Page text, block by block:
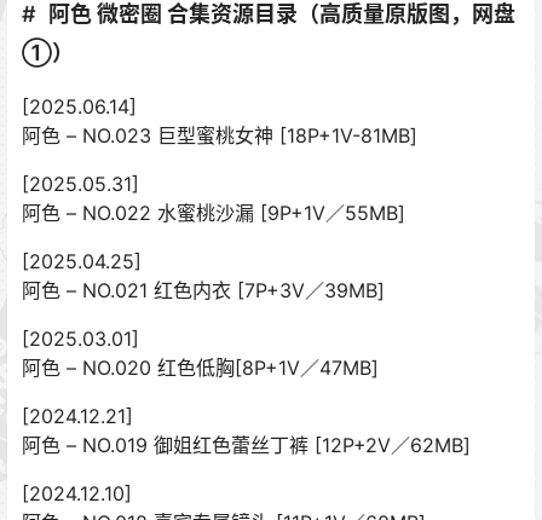
阿色 微密圈 合集资源目录（高质量原版图，网盘
①）
[2025.06.14]
阿色 – NO.023 巨型蜜桃女神 [18P+1V-81MB]
[2025.05.31]
阿色 – NO.022 水蜜桃沙漏 [9P+1V／55MB]
[2025.04.25]
阿色 – NO.021 红色内衣 [7P+3V／39MB]
[2025.03.01]
阿色 – NO.020 红色低胸[8P+1V／47MB]
[2024.12.21]
阿色 – NO.019 御姐红色蕾丝丁裤 [12P+2V／62MB]
[2024.12.10]